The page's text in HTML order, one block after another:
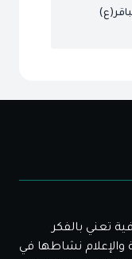
تعني بالفكر
والإعلام نشاطها في